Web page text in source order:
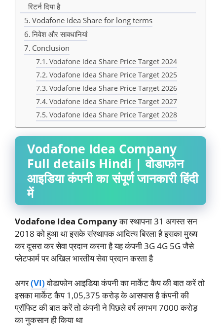
रिटर्न दिया है
Vodafone Idea Share for long terms
निवेश और सावधानियां
Conclusion
Vodafone Idea Share Price Target 2024
Vodafone Idea Share Price Target 2025
Vodafone Idea Share Price Target 2026
Vodafone Idea Share Price Target 2027
Vodafone Idea Share Price Target 2028
Vodafone Idea Company
Full details Hindi | वोडाफोन
आइडिया कंपनी का संपूर्ण जानकारी हिंदी
में
Vodafone Idea Companyका स्थापना 31 अगस्त सन
2018 को हुआ था इसके संस्थापक आदित्य बिरला है इसका मुख्य
कर दूसरा कर सेवा प्रदान करना है यह कंपनी 3G 4G 5G जैसे
प्लेटफार्म पर अखिल भारतीय सेवा प्रदान करता है
अगर(VI) वोडाफोन आइडिया कंपनी का मार्केट कैप की बात करें तो
इसका मार्केट कैप 1,05,375 करोड़ के आसपास है कंपनी की
प्रॉफिट की बात करें तो कंपनी ने पिछले वर्ष लगभग 7000 करोड़
का नुकसान ही किया था